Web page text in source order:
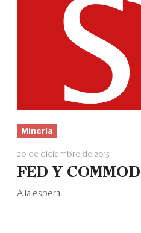
Minería
20 de diciembre de 2015
FED Y
A la espera